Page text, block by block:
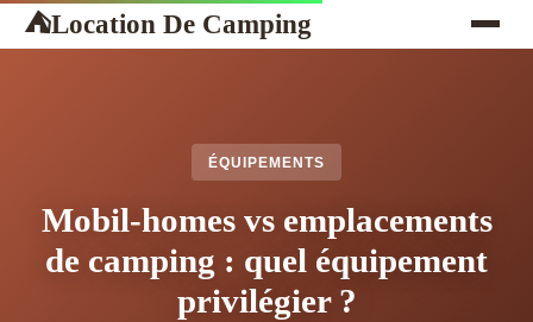
⛺Location De Camping
ÉQUIPEMENTS
Mobil-homes vs emplacements
de camping : quel équipement
privilégier ?